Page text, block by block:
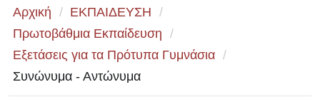
Αρχική / ΕΚΠΑΙΔΕΥΣΗ /
Πρωτοβάθμια Εκπαίδευση /
Εξετάσεις για τα Πρότυπα Γυμνάσια /
Συνώνυμα - Αντώνυμα